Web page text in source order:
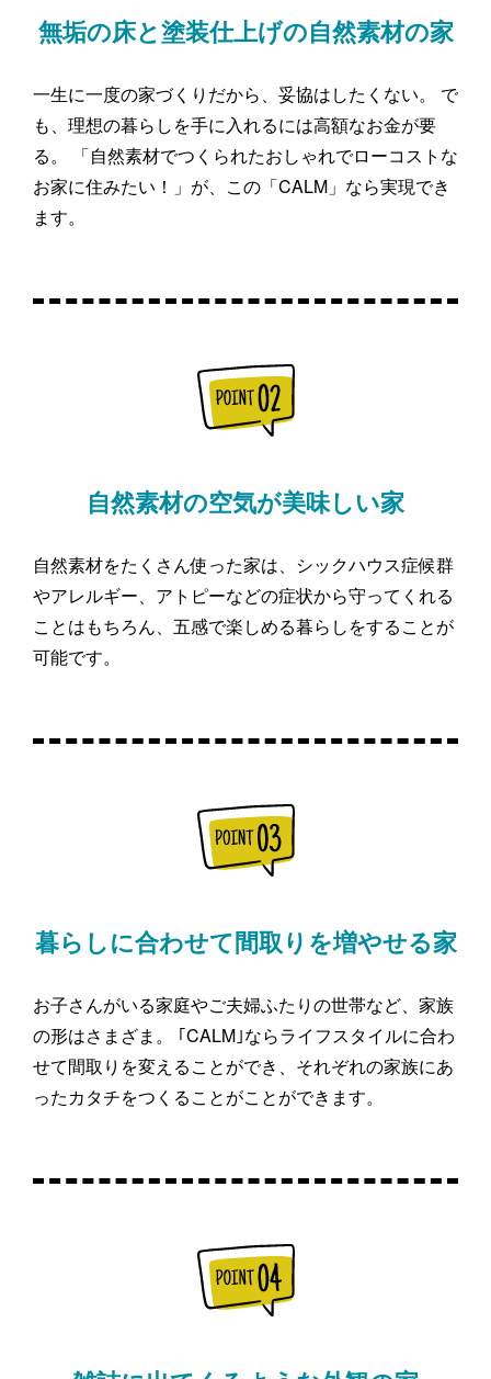
無垢の床と塗装仕上げの自然素材の家
一生に一度の家づくりだから、妥協はしたくない。 で
も、理想の暮らしを手に入れるには高額なお金が要
る。 「自然素材でつくられたおしゃれでローコストな
お家に住みたい！」が、この「CALM」なら実現でき
ます。
自然素材の空気が美味しい家
自然素材をたくさん使った家は、シックハウス症候群
やアレルギー、アトピーなどの症状から守ってくれる
ことはもちろん、五感で楽しめる暮らしをすることが
可能です。
暮らしに合わせて間取りを増やせる家
お子さんがいる家庭やご夫婦ふたりの世帯など、家族
の形はさまざま。 ｢CALM｣ならライフスタイルに合わ
せて間取りを変えることができ、それぞれの家族にあ
ったカタチをつくることがことができます。